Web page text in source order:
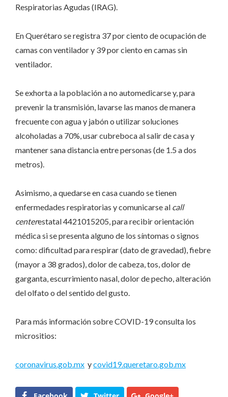
Respiratorias Agudas (IRAG).
En Querétaro se registra 37 por ciento de ocupación de
camas con ventilador y 39 por ciento en camas sin
ventilador.
Se exhorta a la población a no automedicarse y, para
prevenir la transmisión, lavarse las manos de manera
frecuente con agua y jabón o utilizar soluciones
alcoholadas a 70%, usar cubreboca al salir de casa y
mantener sana distancia entre personas (de 1.5 a dos
metros).
Asimismo, a quedarse en casa cuando se tienen
enfermedades respiratorias y comunicarse al call
centerestatal 4421015205, para recibir orientación
médica si se presenta alguno de los síntomas o signos
como: dificultad para respirar (dato de gravedad), fiebre
(mayor a 38 grados), dolor de cabeza, tos, dolor de
garganta, escurrimiento nasal, dolor de pecho, alteración
del olfato o del sentido del gusto.
Para más información sobre COVID-19 consulta los
micrositios:
coronavirus.gob.mx ycovid19.queretaro.gob.mx